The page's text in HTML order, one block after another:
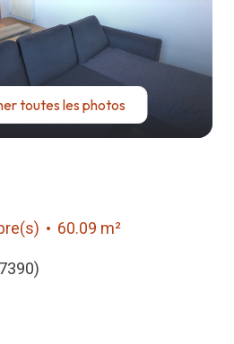
toutes les photos
60.09 m²